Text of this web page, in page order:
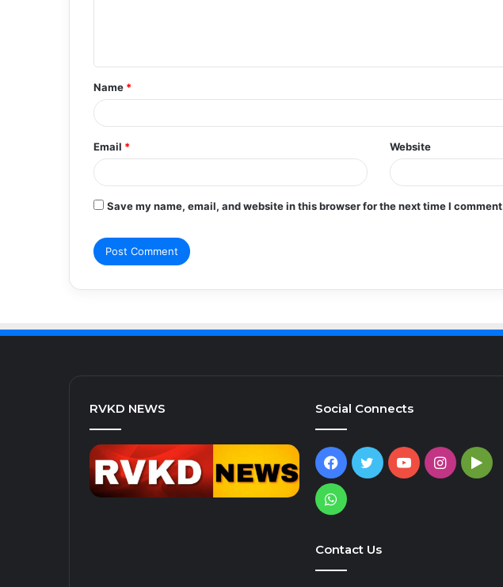
t
*
Name *
Email * Website
Save my name, email, and website in this browser for the next time I
RVKD NEWS Social Connects
Facebook
TwitterYouTube
WhatsApp
Contact Us